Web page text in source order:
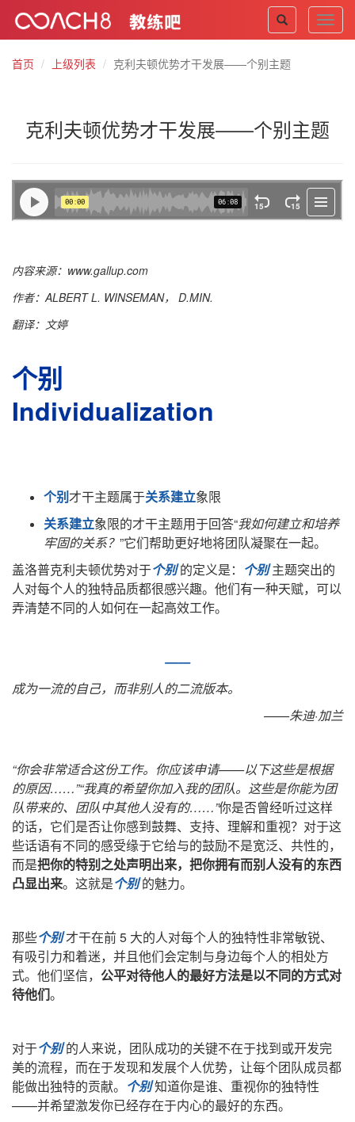
首页
上级列表 克利夫顿优势才干发展——个别主题
克利夫顿优势才干发展——个别主题
内容来源：www.gallup.com
作者：ALBERT L. WINSEMAN， D.MIN.
翻译：文婷
个别
Individualization
个别才干主题属于关系建立象限
关系建立象限的才干主题用于回答“我如何建立和培养
牢固的关系？ ”它们帮助更好地将团队凝聚在一起。
盖洛普克利夫顿优势对于个别的定义是： 个别 主题突出的
人对每个人的独特品质都很感兴趣。他们有一种天赋，可以
弄清楚不同的人如何在一起高效工作。
——
成为一流的自己，而非别人的二流版本。
——朱迪·加兰
“你会非常适合这份工作。你应该申请——以下这些是根据
的原因……”“我真的希望你加入我的团队。这些是你能为团
队带来的、团队中其他人没有的……”你是否曾经听过这样
的话，它们是否让你感到鼓舞、支持、理解和重视？对于这
些话语有不同的感受缘于它给与的鼓励不是宽泛、共性的，
而是把你的特别之处声明出来，把你拥有而别人没有的东西
凸显出来。这就是个别的魅力。
那些个别才干在前 5 大的人对每个人的独特性非常敏锐、
有吸引力和着迷，并且他们会定制与身边每个人的相处方
式。他们坚信， 公平对待他人的最好方法是以不同的方式对
待他们。
对于个别的人来说， 团队成功的关键不在于找到或开发完
美的流程，而在于发现和发展个人优势，让每个团队成员都
能做出独特的贡献。 个别知道你是谁、重视你的独特性
——并希望激发你已经存在于内心的最好的东西。